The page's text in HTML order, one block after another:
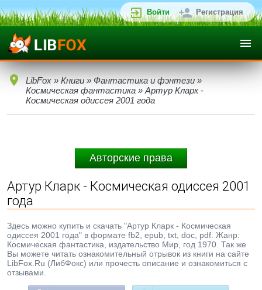
Войти Регистрация
LibFox » Книги » Фантастика и фэнтези »
Космическая фантастика » Артур Кларк -
Космическая одиссея 2001 года
Авторские права
Артур Кларк - Космическая одиссея 2001
года
Здесь можно купить и скачать "Артур Кларк - Космическая
одиссея 2001 года" в формате fb2, epub, txt, doc, pdf. Жанр:
Космическая фантастика, издательство Мир, год 1970. Так же
Вы можете читать ознакомительный отрывок из книги на сайте
LibFox.Ru (ЛибФокс) или прочесть описание и ознакомиться с
отзывами.